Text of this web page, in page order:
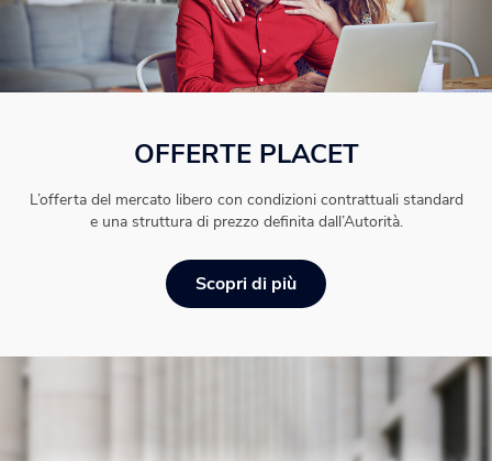
OFFERTE PLACET
L’offerta del mercato libero con condizioni contrattuali standard
e una struttura di prezzo definita dall’Autorità.
Scopri di più